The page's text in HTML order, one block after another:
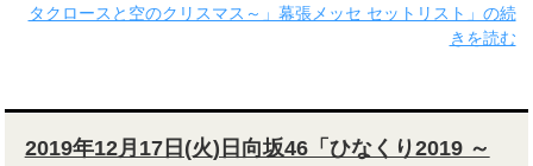
タクロースと空のクリスマス～」幕張メッセ セットリスト」の続
きを読む
2019年12月17日(火)日向坂46「ひなくり2019 ～